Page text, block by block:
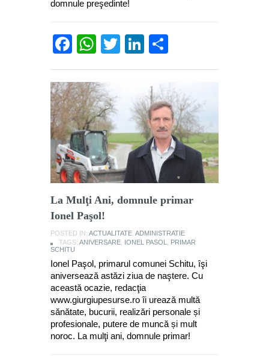
domnule preşedinte!
Facebook
WhatsApp
TwitterLinkedIn
La Mulţi Ani, domnule primar
Ionel Paşol!
POSTED IN: ACTUALITATE ADMINISTRATIE
TAGS: ANIVERSARE IONEL PASOL
PRIMAR
SCHITU
Ionel Paşol, primarul comunei Schitu, îşi
aniversează astăzi ziua de naştere. Cu
această ocazie, redacţia
www.giurgiupesurse.ro îi urează multă
sănătate, bucurii, realizări personale și
profesionale, putere de muncă și mult
noroc. La mulţi ani, domnule primar!